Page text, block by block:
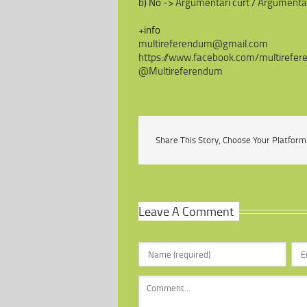
+info
multireferendum@gmail.com
https://www.facebook.com/
@Multireferendum
Share This Story, Choose Your
Leave A Comment